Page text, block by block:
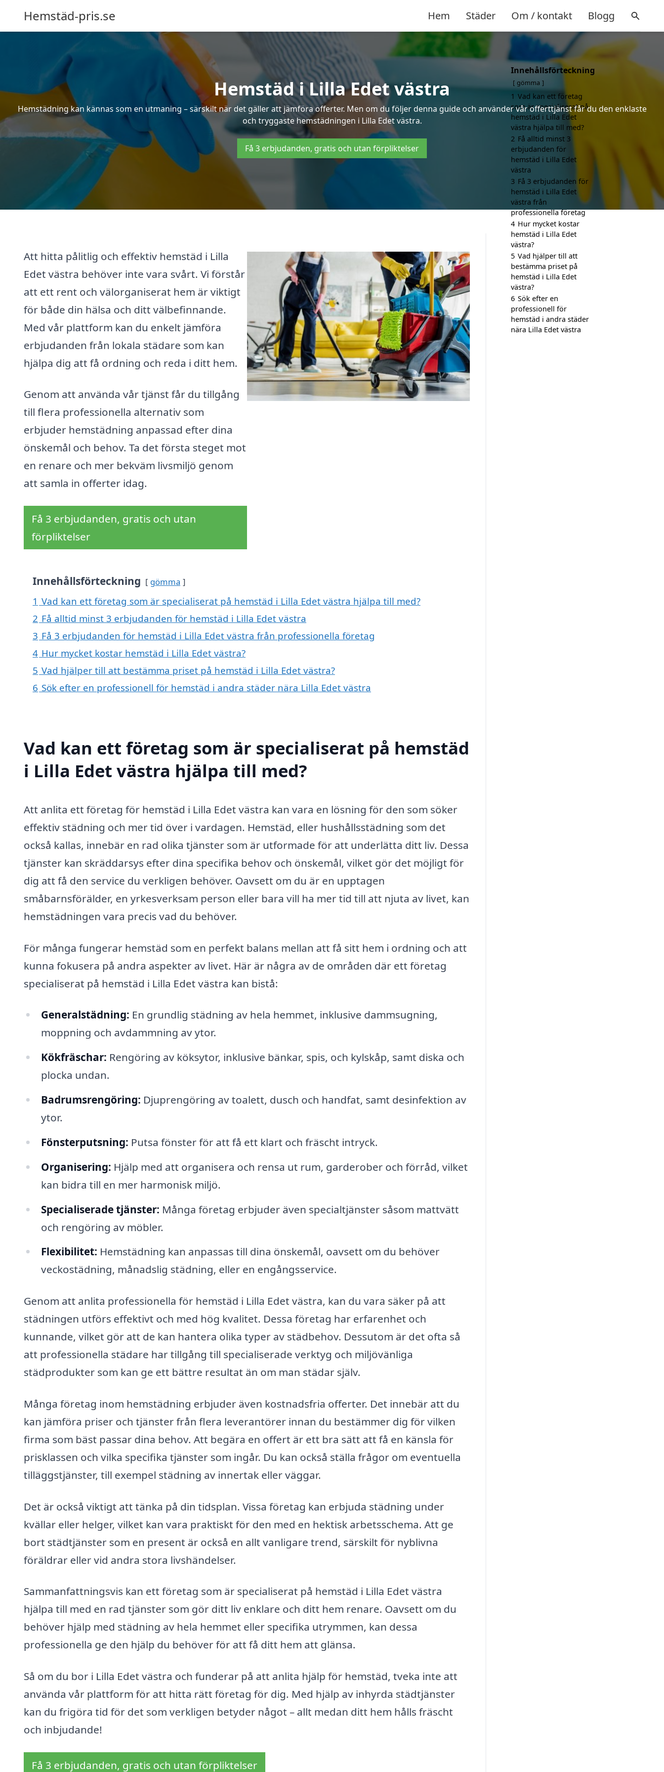
Hemstäd-pris.se Hem Städer Om / kontakt Blogg
Hemstäd i Lilla Edet västra
Hemstädning kan kännas som en utmaning – särskilt när det gäller att jämföra offerter. Men om du följer denna guide och använder vår offerttjänst får du den enklaste
och tryggaste hemstädningen i Lilla Edet västra.
Få 3 erbjudanden, gratis och utan förpliktelser
Att hitta pålitlig och effektiv hemstäd i Lilla
Edet västra behöver inte vara svårt. Vi förstår
att ett rent och välorganiserat hem är viktigt
för både din hälsa och ditt välbefinnande.
Med vår plattform kan du enkelt jämföra
erbjudanden från lokala städare som kan
hjälpa dig att få ordning och reda i ditt hem.
Genom att använda vår tjänst får du tillgång
till flera professionella alternativ som
erbjuder hemstädning anpassad efter dina
önskemål och behov. Ta det första steget mot
en renare och mer bekväm livsmiljö genom
att samla in offerter idag.
Få 3 erbjudanden, gratis och utan
förpliktelser
Innehållsförteckning gömma
1 Vad kan ett företag som är specialiserat på hemstäd i Lilla Edet västra hjälpa till med?
2 Få alltid minst 3 erbjudanden för hemstäd i Lilla Edet västra
3 Få 3 erbjudanden för hemstäd i Lilla Edet västra från professionella företag
4 Hur mycket kostar hemstäd i Lilla Edet västra?
5 Vad hjälper till att bestämma priset på hemstäd i Lilla Edet västra?
6 Sök efter en professionell för hemstäd i andra städer nära Lilla Edet västra
Vad kan ett företag som är specialiserat på hemstäd
i Lilla Edet västra hjälpa till med?
Att anlita ett företag för hemstäd i Lilla Edet västra kan vara en lösning för den som söker
effektiv städning och mer tid över i vardagen. Hemstäd, eller hushållsstädning som det
också kallas, innebär en rad olika tjänster som är utformade för att underlätta ditt liv. Dessa
tjänster kan skräddarsys efter dina specifika behov och önskemål, vilket gör det möjligt för
dig att få den service du verkligen behöver. Oavsett om du är en upptagen
småbarnsförälder, en yrkesverksam person eller bara vill ha mer tid till att njuta av livet, kan
hemstädningen vara precis vad du behöver.
För många fungerar hemstäd som en perfekt balans mellan att få sitt hem i ordning och att
kunna fokusera på andra aspekter av livet. Här är några av de områden där ett företag
specialiserat på hemstäd i Lilla Edet västra kan bistå:
Generalstädning: En grundlig städning av hela hemmet, inklusive dammsugning,
moppning och avdammning av ytor.
Kökfräschar: Rengöring av köksytor, inklusive bänkar, spis, och kylskåp, samt diska och
plocka undan.
Badrumsrengöring: Djuprengöring av toalett, dusch och handfat, samt desinfektion av
ytor.
Fönsterputsning: Putsa fönster för att få ett klart och fräscht intryck.
Organisering: Hjälp med att organisera och rensa ut rum, garderober och förråd, vilket
kan bidra till en mer harmonisk miljö.
Specialiserade tjänster: Många företag erbjuder även specialtjänster såsom mattvätt
och rengöring av möbler.
Flexibilitet: Hemstädning kan anpassas till dina önskemål, oavsett om du behöver
veckostädning, månadslig städning, eller en engångsservice.
Genom att anlita professionella för hemstäd i Lilla Edet västra, kan du vara säker på att
städningen utförs effektivt och med hög kvalitet. Dessa företag har erfarenhet och
kunnande, vilket gör att de kan hantera olika typer av städbehov. Dessutom är det ofta så
att professionella städare har tillgång till specialiserade verktyg och miljövänliga
städprodukter som kan ge ett bättre resultat än om man städar själv.
Många företag inom hemstädning erbjuder även kostnadsfria offerter. Det innebär att du
kan jämföra priser och tjänster från flera leverantörer innan du bestämmer dig för vilken
firma som bäst passar dina behov. Att begära en offert är ett bra sätt att få en känsla för
prisklassen och vilka specifika tjänster som ingår. Du kan också ställa frågor om eventuella
tilläggstjänster, till exempel städning av innertak eller väggar.
Det är också viktigt att tänka på din tidsplan. Vissa företag kan erbjuda städning under
kvällar eller helger, vilket kan vara praktiskt för den med en hektisk arbetsschema. Att ge
bort städtjänster som en present är också en allt vanligare trend, särskilt för nyblivna
föräldrar eller vid andra stora livshändelser.
Sammanfattningsvis kan ett företag som är specialiserat på hemstäd i Lilla Edet västra
hjälpa till med en rad tjänster som gör ditt liv enklare och ditt hem renare. Oavsett om du
behöver hjälp med städning av hela hemmet eller specifika utrymmen, kan dessa
professionella ge den hjälp du behöver för att få ditt hem att glänsa.
Så om du bor i Lilla Edet västra och funderar på att anlita hjälp för hemstäd, tveka inte att
använda vår plattform för att hitta rätt företag för dig. Med hjälp av inhyrda städtjänster
kan du frigöra tid för det som verkligen betyder något – allt medan ditt hem hålls fräscht
och inbjudande!
Få 3 erbjudanden, gratis och utan förpliktelser
Innehållsförteckning
gömma
1 Vad kan ett företag
som är specialiserat på
hemstäd i Lilla Edet
västra hjälpa till med?
2 Få alltid minst 3
erbjudanden för
hemstäd i Lilla Edet
västra
3 Få 3 erbjudanden för
hemstäd i Lilla Edet
västra från
professionella företag
4 Hur mycket kostar
hemstäd i Lilla Edet
västra?
5 Vad hjälper till att
bestämma priset på
hemstäd i Lilla Edet
västra?
6 Sök efter en
professionell för
hemstäd i andra städer
nära Lilla Edet västra